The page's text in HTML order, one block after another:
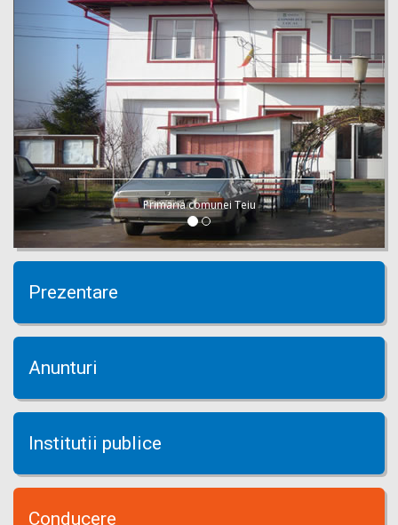
Primaria comunei Teiu
Prezentare
Anunturi
Institutii publice
Conducere